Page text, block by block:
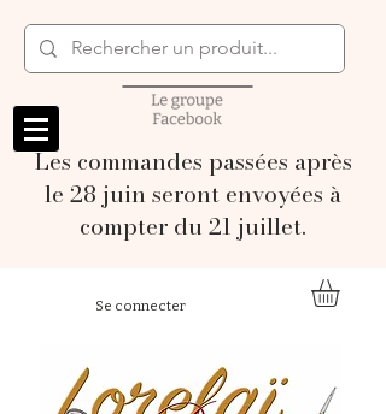
Les commandes passées après
le 28 juin seront envoyées à
compter du 21 juillet.
Se connecter